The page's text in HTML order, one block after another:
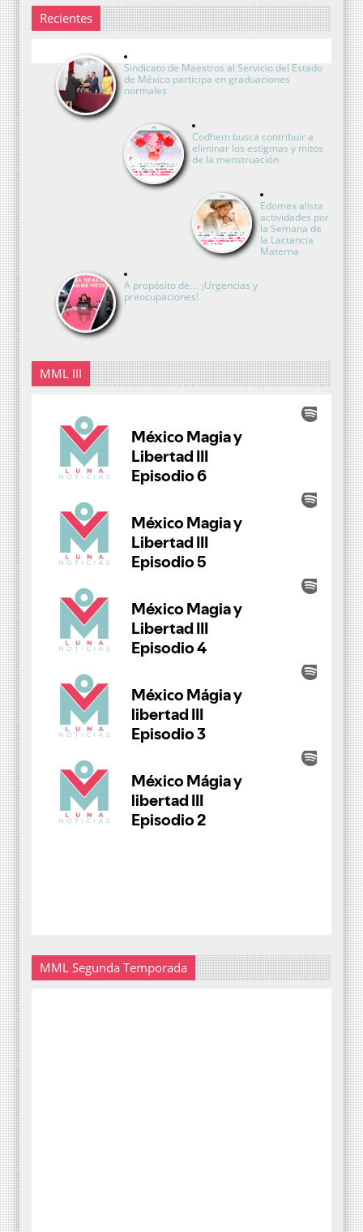
Recientes
Sindicato de Maestros al Servicio del Estado
de México participa en graduaciones
normales
Codhem busca contribuir a
eliminar los estigmas y mitos
de la menstruación
Edomex alista
actividades por
la Semana de
la Lactancia
Materna
A propósito de… ¡Urgencias y
preocupaciones!
MML III
MML Segunda Temporada